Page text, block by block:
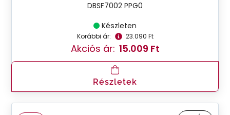
DBSF7002 PPG0
Készleten
Korábbi ár: 23.090 Ft
Akciós ár: 15.009 Ft
Részletek